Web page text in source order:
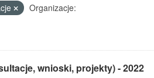
Organizacje:
wnioski, projekty) - 2022